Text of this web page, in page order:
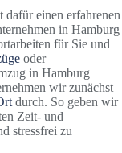
einen erfahrenen
in Hamburg
für Sie und
oder
in Hamburg
wir zunächst
durch. So geben wir
Zeit- und
stressfrei zu